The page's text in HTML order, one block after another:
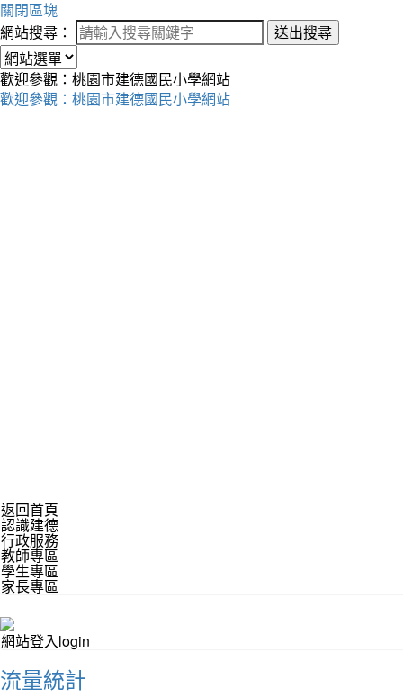
關閉區塊
網站搜尋：
送出搜尋
歡迎參觀：桃園市建德國民小學網站
歡迎參觀：桃園市建德國民小學網站
返回首頁
認識建德
行政服務
教師專區
學生專區
家長專區
網站登入login
流量統計